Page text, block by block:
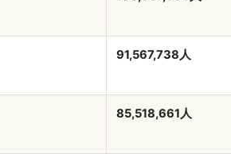
91,567,738人
85,518,661人